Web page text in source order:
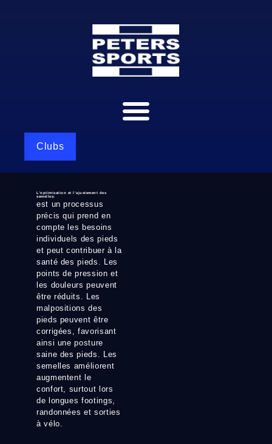
Clubs
L'optimisation et l’ajustement des
semelles:
est un processus
précis qui prend en
compte les besoins
individuels des pieds
et peut contribuer à la
santé des pieds. Les
points de pression et
les douleurs peuvent
être réduits. Les
malpositions des
pieds peuvent être
corrigées, favorisant
ainsi une posture
saine des pieds. Les
semelles améliorent
augmentent le
confort, surtout lors
de longues footings,
randonnées et sorties
à vélo.